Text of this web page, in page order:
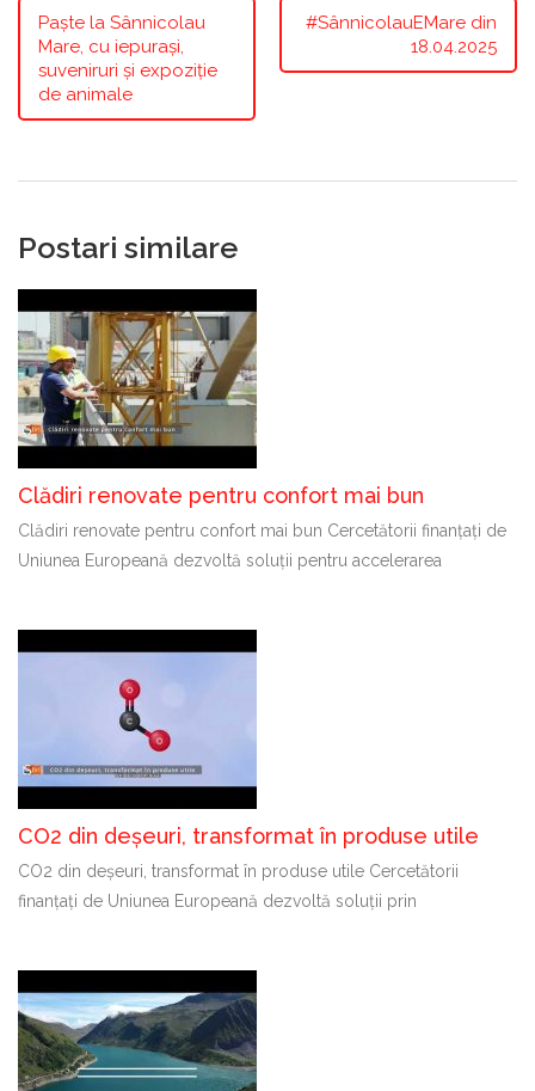
Paște la Sânnicolau
Mare, cu iepurași,
suveniruri și expoziție
de animale
#SânnicolauEMare din
18.04.2025
Postari similare
Clădiri renovate pentru confort mai bun
Clădiri renovate pentru confort mai bun Cercetătorii finanțați de
Uniunea Europeană dezvoltă soluții pentru accelerarea
CO2 din deșeuri, transformat în produse utile
CO2 din deșeuri, transformat în produse utile Cercetătorii
finanțați de Uniunea Europeană dezvoltă soluții prin